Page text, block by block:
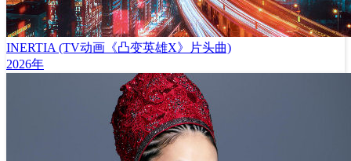
INERTIA (TV动画《凸变英雄X》片头曲)
2026年